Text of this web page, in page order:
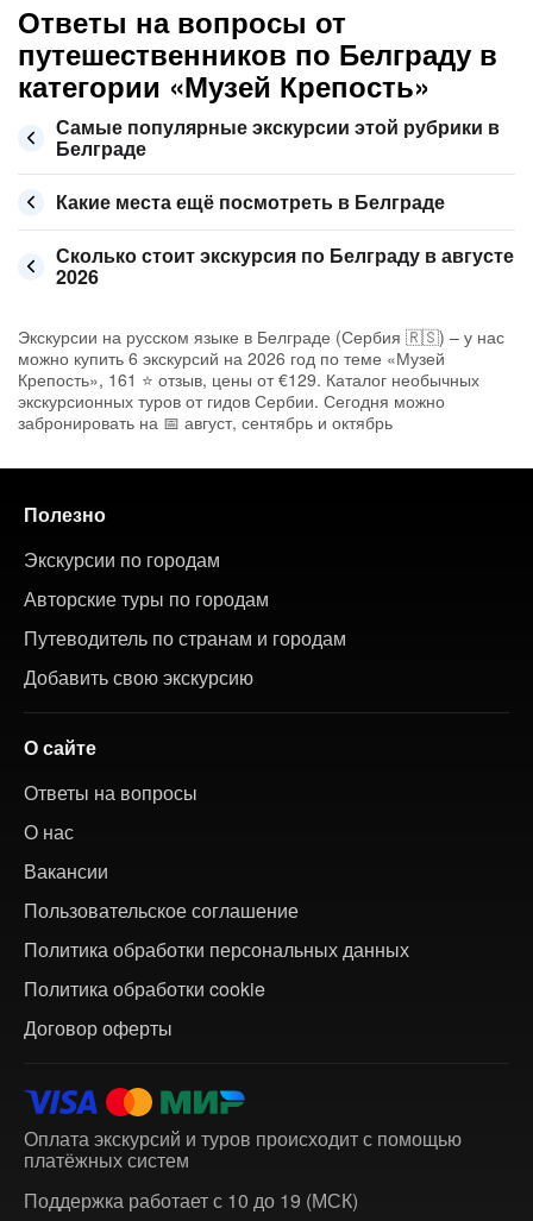
Ответы на вопросы от
путешественников по Белграду в
категории «Музей Крепость»
Самые популярные экскурсии этой рубрики в
Белграде
Какие места ещё посмотреть в Белграде
Сколько стоит экскурсия по Белграду в августе
2026
Экскурсии на русском языке в Белграде (Сербия 🇷🇸) – у нас
можно купить 6 экскурсий на 2026 год по теме «Музей
Крепость», 161 ⭐ отзыв, цены от €129. Каталог необычных
экскурсионных туров от гидов Сербии. Сегодня можно
забронировать на 📅 август, сентябрь и октябрь
Полезно
Экскурсии по городам
Авторские туры по городам
Путеводитель по странам и городам
Добавить свою экскурсию
О сайте
Ответы на вопросы
О нас
Вакансии
Пользовательское соглашение
Политика обработки персональных данных
Политика обработки cookie
Договор оферты
Оплата экскурсий и туров происходит с помощью
платёжных систем
Поддержка работает с 10 до 19 (МСК)